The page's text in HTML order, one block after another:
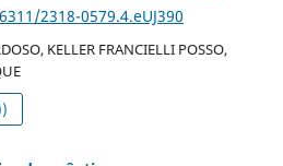
2318-0579.4.eUJ390
KELLER FRANCIELLI POSSO,